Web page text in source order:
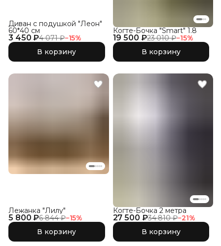
3 450 ₽4 071 ₽−15%
Диван с подушкой "Леон"
60*40 см
В корзину
19 500 ₽23 010 ₽−15%
Когте-Бочка "Smart" 1.8
В корзину
5 800 ₽6 844 ₽−15%
Лежанка "Лилу"
В корзину
27 500 ₽34 810 ₽−21%
Когте-Бочка 2 метра
В корзину